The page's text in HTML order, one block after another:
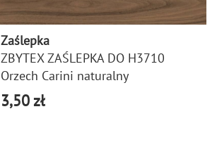
Zaślepka
ZBYTEX ZAŚLEPKA DO H3710
Orzech Carini naturalny
3,50 zł